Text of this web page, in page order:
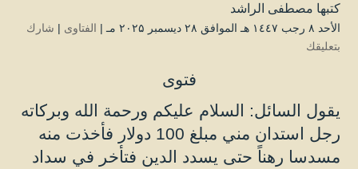
كتبها مصطفى الراشد
الأحد ۸ رجب ۱٤٤۷ هـ الموافق ۲۸ ديسمبر ۲۰۲۵ مـ | الفتاوى | شارك
بتعليقك
فتوى
يقول السائل: السلام عليكم ورحمة الله وبركاته
رجل استدان مني مبلغ 100 دولار فأخذت منه
مسدسا رهناً حتى يسدد الدين فتأخر في سداد